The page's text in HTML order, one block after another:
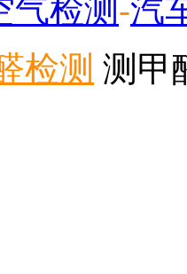
气检测 -汽
检测 测甲